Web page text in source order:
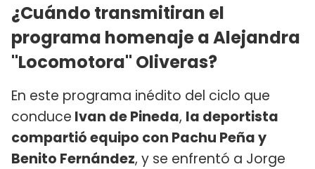
¿Cuándo transmitiran el
programa homenaje a Alejandra
"Locomotora" Oliveras?
En este programa inédito del ciclo que
conduce Ivan de Pineda, la deportista
compartió equipo con Pachu Peña y
Benito Fernández, y se enfrentó a Jorge